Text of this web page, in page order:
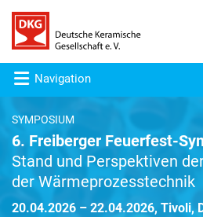
Navigation
SYMPOSIUM
6. Freiberger Feuerfest-
Stand und Perspektiven
der Wärmeprozesstechnik
20.04.2026 – 22.04.2026, Tivoli,